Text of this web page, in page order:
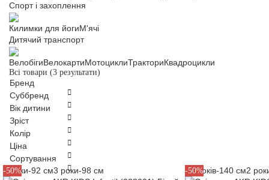
Спорт і захоплення
Килимки для йогиМ'ячі
Дитячий транспорт
ВелобігиВелокартиМотоциклиТракториКвадроцикли
Всі товари (3 результати)
Бренд
Суббренд
Вік дитини
Зріст
Колір
Ціна
Сортування
-50%
2 роки-92 см3 роки-98 см -50%
10 років-140 см2